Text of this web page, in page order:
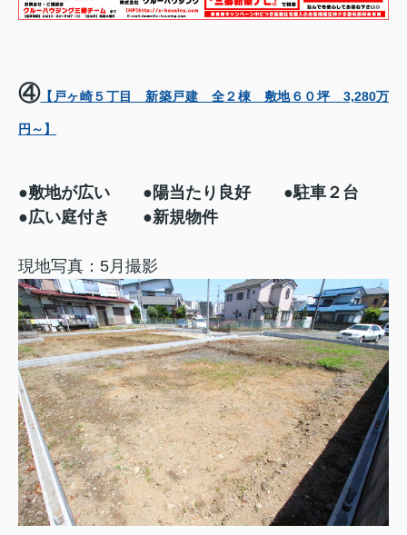
④【戸ヶ崎５丁目 新築戸建 全２棟 敷地６０坪 3,280万
円～】
●敷地が広い ●陽当たり良好 ●駐車２台
●広い庭付き ●新規物件
現地写真：5月撮影